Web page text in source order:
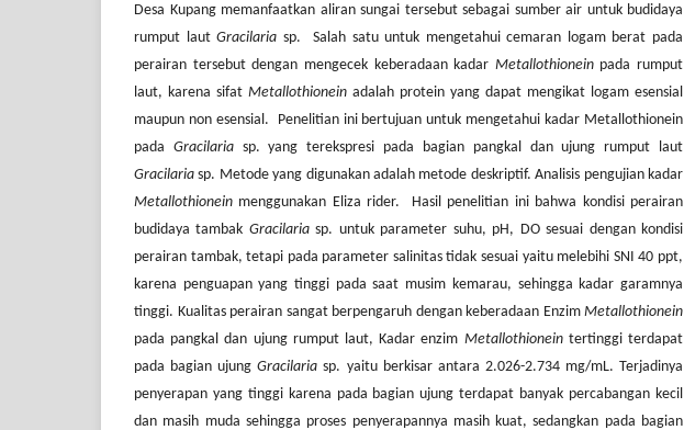
Desa Kupang memanfaatkan aliran sungai tersebut sebagai sumber air untuk budidaya
rumput lautGracilaria sp. Salah satu untuk mengetahui cemaran logam berat pada
perairan tersebut dengan mengecek keberadaan kadar Metallothioneinpada rumput
laut, karena sifat Metallothionein adalah protein yang dapat mengikat logam esensial
maupun non esensial. Penelitian ini bertujuan untuk mengetahui kadar Metallothionein
pada Gracilariasp. yang terekspresi pada bagian pangkal dan ujung rumput laut
Gracilaria sp. Metode yang digunakan adalah metode deskriptif. Analisis pengujian kadar
Metallothionein menggunakan Eliza rider. Hasil penelitian ini bahwa kondisi perairan
budidaya tambak Gracilariasp. untuk parameter suhu, pH, DO sesuai dengan kondisi
perairan tambak, tetapi pada parameter salinitas tidak sesuai yaitu melebihi SNI 40 ppt,
karena penguapan yang tinggi pada saat musim kemarau, sehingga kadar garamnya
tinggi. Kualitas perairan sangat berpengaruh dengan keberadaan Enzim Metallothionein
pada pangkal dan ujung rumput laut, Kadar enzim Metallothioneintertinggi terdapat
pada bagian ujungGracilaria sp. yaitu berkisar antara 2.026-2.734 mg/mL. Terjadinya
penyerapan yang tinggi karena pada bagian ujung terdapat banyak percabangan kecil
dan masih muda sehingga proses penyerapannya masih kuat, sedangkan pada bagian